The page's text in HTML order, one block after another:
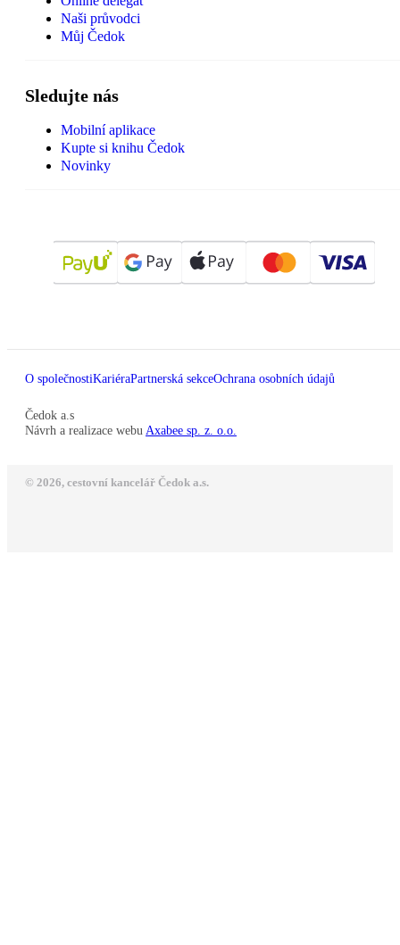
Naši průvodci
Můj Čedok
Sledujte nás
Mobilní aplikace
Kupte si knihu Čedok
Novinky
O společnostiKariéraPartnerská sekceOchrana osobních údajů
Čedok a.s
Návrh a realizace webu Axabee sp. z. o.o.
© 2026, cestovní kancelář Čedok a.s.